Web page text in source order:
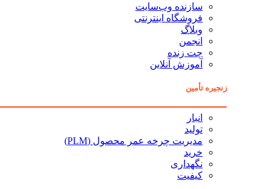
سازنده وب‌سایت
فروشگاه اینترنتی
وبلاگ
انجمن
چت زنده
آموزش آنلاین
زنجیره تأمین
انبار
تولید
مدیریت چرخه عمر محصول (PLM)
خرید
نگهداری
کیفیت